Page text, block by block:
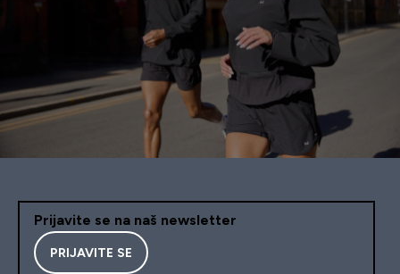
Prijavite se na naš newsletter
PRIJAVITE SE